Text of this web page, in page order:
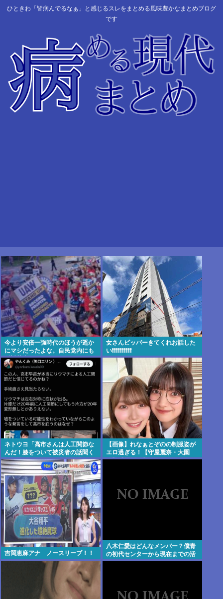
ひときわ「皆病んでるなぁ」と感じるスレをまとめる風味豊かなまとめブログ
です
今より安倍一強時代のほうが遥か
にマシだったよな。自民党内にも
反対勢力はいて会見はちゃんとや
り国会にも出席、僅かに常識もあ
った
女さんビッパーきてくれお話した
い❗❗❗❗❗❗❗❗❗❗
ネトウヨ「高市さんは人工関節な
んだ！膝をついて被災者の話聞く
とか拷問だろ！」⇒高市の膝に人
工関節の手術痕が見当たらない
【画像】れなぁとぞのの制服姿が
エロ過ぎる！【守屋麗奈・大園
玲】【櫻坂46】
吉岡恵麻アナ ノースリーブ！！
八木仁愛はどんなメンバー？僕青
の初代センターから現在までの活
動を紹介